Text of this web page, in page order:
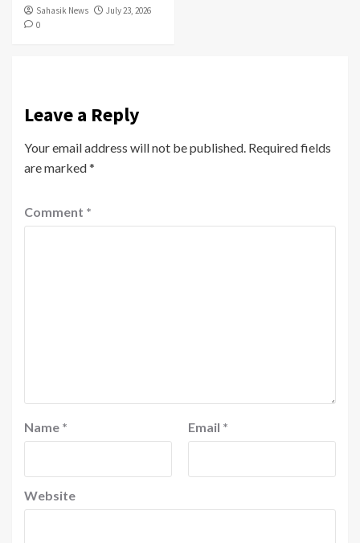
Sahasik News
July 23, 2026
0
Leave a Reply
Your email address will not be published. Required fields
are marked*
Comment *
Name * Email *
Website